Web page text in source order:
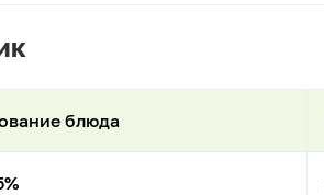
блюда